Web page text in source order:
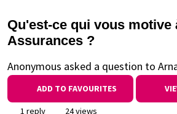
Qu'est-ce qui vous
Assurances ?
Anonymous asked a question to
ADD TO FAVOURITES
1 reply
24 views